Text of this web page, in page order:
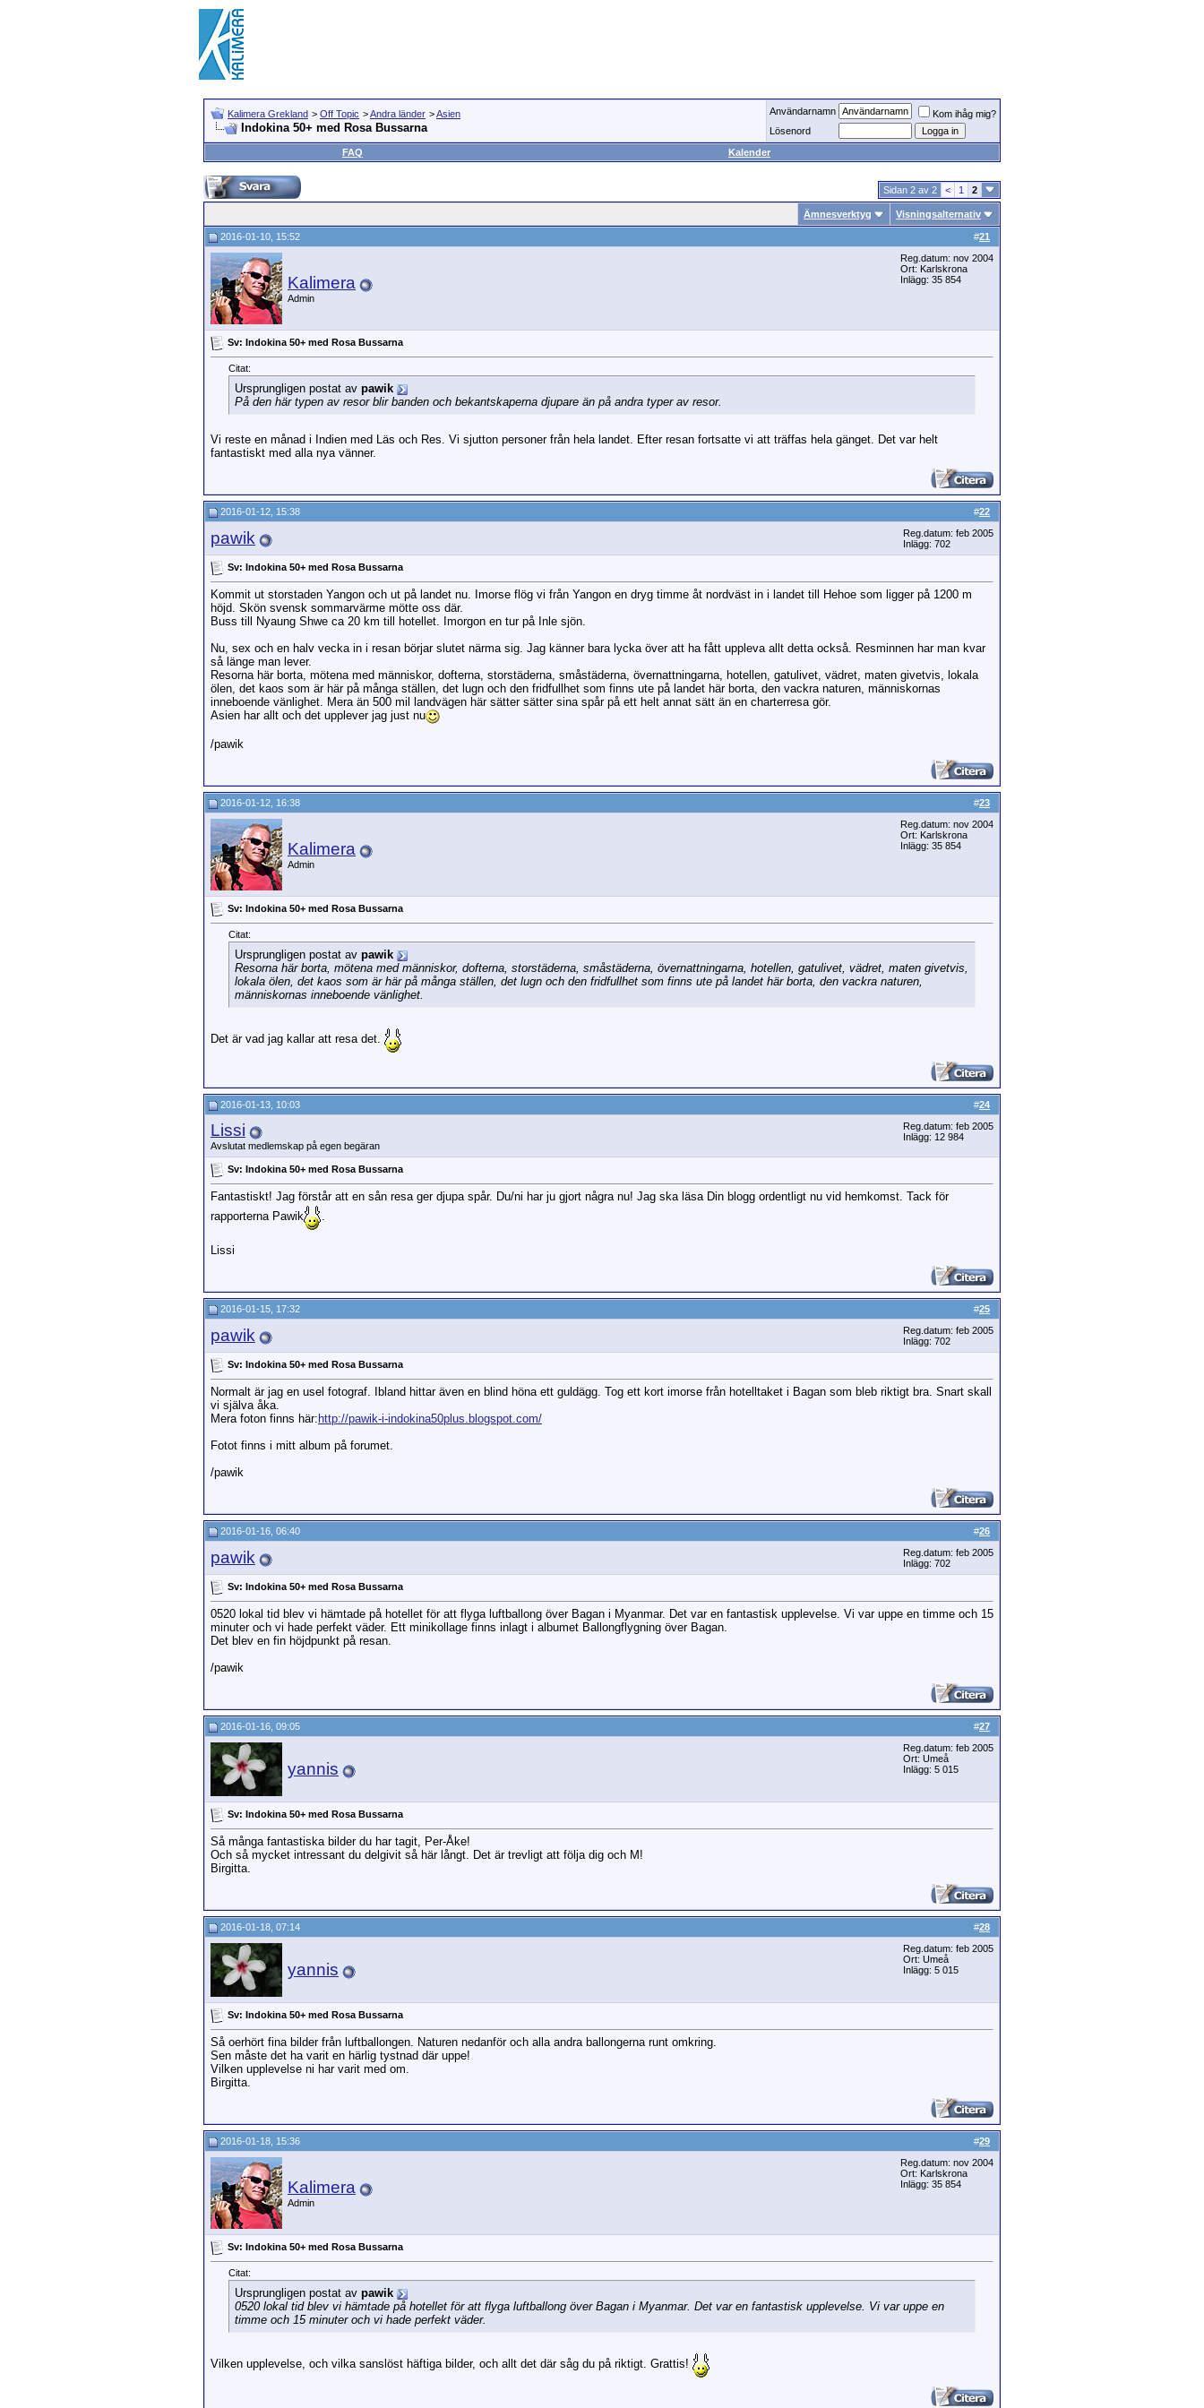
Kalimera Grekland > Off Topic >Andra länder >Asien
Indokina 50+ med Rosa Bussarna
Användarnamn
Kom ihåg mig?
Lösenord
FAQ
Kalender
Sidan 2 av 2 < 1 2
Ämnesverktyg Visningsalternativ
#21
2016-01-10, 15:52
Kalimera
Admin
Reg.datum: nov 2004
Ort: Karlskrona
Inlägg: 35 854
Sv: Indokina 50+ med Rosa Bussarna
Citat:
Ursprungligen postat av pawik
På den här typen av resor blir banden och bekantskaperna djupare än på andra typer av resor.
Vi reste en månad i Indien med Läs och Res. Vi sjutton personer från hela landet. Efter resan fortsatte vi att träffas hela gänget. Det var helt
fantastiskt med alla nya vänner.
#22
2016-01-12, 15:38
pawik
Reg.datum: feb 2005
Inlägg: 702
Sv: Indokina 50+ med Rosa Bussarna
Kommit ut storstaden Yangon och ut på landet nu. Imorse flög vi från Yangon en dryg timme åt nordväst in i landet till Hehoe som ligger på 1200 m
höjd. Skön svensk sommarvärme mötte oss där.
Buss till Nyaung Shwe ca 20 km till hotellet. Imorgon en tur på Inle sjön.
Nu, sex och en halv vecka in i resan börjar slutet närma sig. Jag känner bara lycka över att ha fått uppleva allt detta också. Resminnen har man kvar
så länge man lever.
Resorna här borta, mötena med människor, dofterna, storstäderna, småstäderna, övernattningarna, hotellen, gatulivet, vädret, maten givetvis, lokala
ölen, det kaos som är här på många ställen, det lugn och den fridfullhet som finns ute på landet här borta, den vackra naturen, människornas
inneboende vänlighet. Mera än 500 mil landvägen här sätter sätter sina spår på ett helt annat sätt än en charterresa gör.
Asien har allt och det upplever jag just nu
/pawik
#23
2016-01-12, 16:38
Kalimera
Admin
Reg.datum: nov 2004
Ort: Karlskrona
Inlägg: 35 854
Sv: Indokina 50+ med Rosa Bussarna
Citat:
Ursprungligen postat av pawik
Resorna här borta, mötena med människor, dofterna, storstäderna, småstäderna, övernattningarna, hotellen, gatulivet, vädret, maten givetvis,
lokala ölen, det kaos som är här på många ställen, det lugn och den fridfullhet som finns ute på landet här borta, den vackra naturen,
människornas inneboende vänlighet.
Det är vad jag kallar att resa det.
#24
2016-01-13, 10:03
Lissi
Avslutat medlemskap på egen begäran
Reg.datum: feb 2005
Inlägg: 12 984
Sv: Indokina 50+ med Rosa Bussarna
Fantastiskt! Jag förstår att en sån resa ger djupa spår. Du/ni har ju gjort några nu! Jag ska läsa Din blogg ordentligt nu vid hemkomst. Tack för
rapporterna Pawik
Lissi
#25
2016-01-15, 17:32
pawik
Reg.datum: feb 2005
Inlägg: 702
Sv: Indokina 50+ med Rosa Bussarna
Normalt är jag en usel fotograf. Ibland hittar även en blind höna ett guldägg. Tog ett kort imorse från hotelltaket i Bagan som bleb riktigt bra. Snart skall
vi själva åka.
Mera foton finns här: http://pawik-i-indokina50plus.blogspot.com/
Fotot finns i mitt album på forumet.
/pawik
#26
2016-01-16, 06:40
pawik
Reg.datum: feb 2005
Inlägg: 702
Sv: Indokina 50+ med Rosa Bussarna
0520 lokal tid blev vi hämtade på hotellet för att flyga luftballong över Bagan i Myanmar. Det var en fantastisk upplevelse. Vi var uppe en timme och 15
minuter och vi hade perfekt väder. Ett minikollage finns inlagt i albumet Ballongflygning över Bagan.
Det blev en fin höjdpunkt på resan.
/pawik
#27
2016-01-16, 09:05
yannis
Reg.datum: feb 2005
Ort: Umeå
Inlägg: 5 015
Sv: Indokina 50+ med Rosa Bussarna
Så många fantastiska bilder du har tagit, Per-Åke!
Och så mycket intressant du delgivit så här långt. Det är trevligt att följa dig och M!
Birgitta.
#28
2016-01-18, 07:14
yannis
Reg.datum: feb 2005
Ort: Umeå
Inlägg: 5 015
Sv: Indokina 50+ med Rosa Bussarna
Så oerhört fina bilder från luftballongen. Naturen nedanför och alla andra ballongerna runt omkring.
Sen måste det ha varit en härlig tystnad där uppe!
Vilken upplevelse ni har varit med om.
Birgitta.
#29
2016-01-18, 15:36
Kalimera
Admin
Reg.datum: nov 2004
Ort: Karlskrona
Inlägg: 35 854
Sv: Indokina 50+ med Rosa Bussarna
Citat:
Ursprungligen postat av pawik
0520 lokal tid blev vi hämtade på hotellet för att flyga luftballong över Bagan i Myanmar. Det var en fantastisk upplevelse. Vi var uppe en
timme och 15 minuter och vi hade perfekt väder.
Vilken upplevelse, och vilka sanslöst häftiga bilder, och allt det där såg du på riktigt. Grattis!